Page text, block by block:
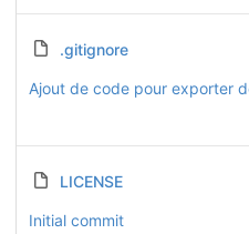
.gitignore
LICENSE
Initial commit